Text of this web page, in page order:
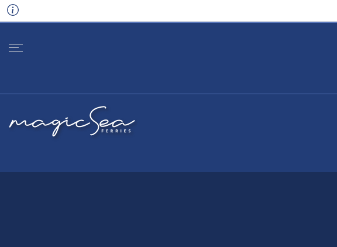
+30 210 46 10 500